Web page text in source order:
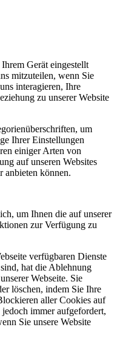
Gerät eingestellt
mitzuteilen, wenn Sie
interagieren, Ihre
zu unserer Website
um
Ihrer Einstellungen
einiger Arten von
auf unseren Websites
anbieten können.
um Ihnen die auf unserer
zur Verfügung zu
verfügbaren Dienste
hat die Ablehnung
Webseite. Sie
löschen, indem Sie Ihre
aller Cookies auf
immer aufgefordert,
Sie unsere Website